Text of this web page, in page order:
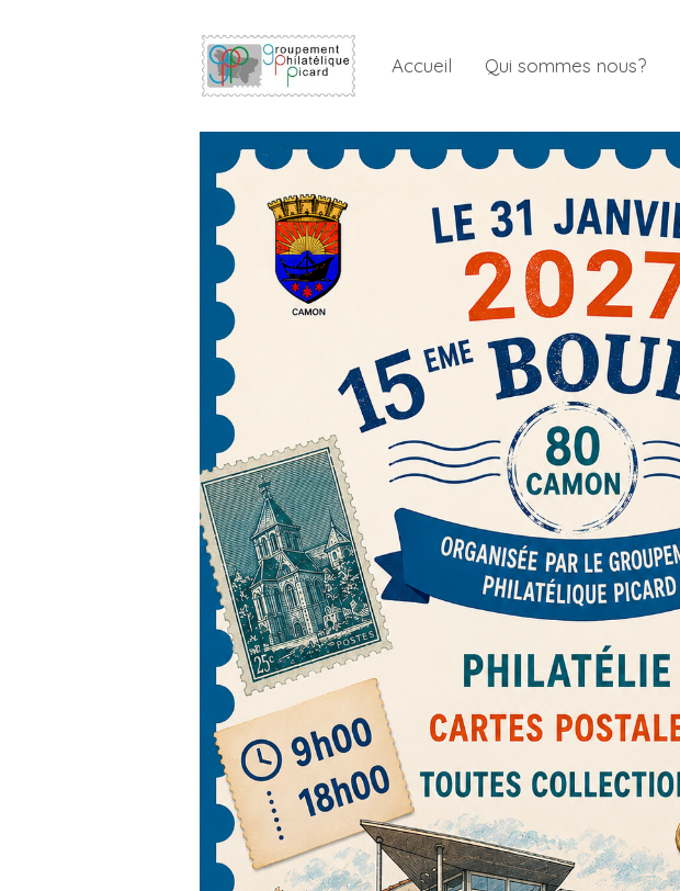
Accueil Qui sommes nous?